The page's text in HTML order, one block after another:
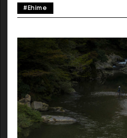
るのが愛媛。海岸の波打ち際から
並みを隅々まで巡る道に、豪州のサ
る、サイクリングモニターツアー
お届けします。 Text & Photos
01、02の記事はこちらよりご覧くだ
主催海外メディア向けサイクリング
2025#1日目～2日目#3日目～4日目
＞ 宇和海〜八幡浜市〜佐田岬＜
市〜伊予灘〜砥部町、松山市 ＜
海〜八幡浜〜佐田岬 昨晩は久しぶ
しんだ。宇和島市内の居酒屋にて
道の魚介に舌鼓を打った。宿泊は
木造建築をモダンに甦らせ話題を
#Ehime